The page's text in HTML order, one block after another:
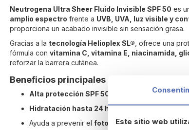
Neutrogena Ultra Sheer Fluido Invisible SPF 50 es
amplio espectro frente a UVB, UVA, luz visible y
proporciona un acabado invisible sin sensación grasa.
Gracias a la tecnología Helioplex SL® , ofrece una
fórmula con vitamina C, vitamina E, niacinamida,
reforzar la barrera cutánea.
Beneficios principales
Alta protección SPF 50
frente a UVB, UVA, luz
Hidratación hasta 24 horas.
Ayuda a prevenir el fotoenvejecimiento.
Este sitio web